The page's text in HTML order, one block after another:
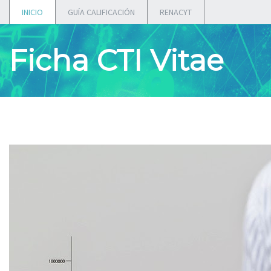
INICIO GUÍA CALIFICACIÓN RENACYT
Ficha CTI Vitae